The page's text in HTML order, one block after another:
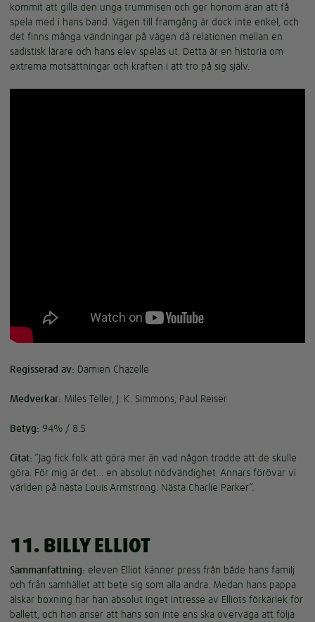
kommit att gilla den unga trummisen och ger honom äran att få
spela med i hans band. Vägen till framgång är dock inte enkel, och
det finns många vändningar på vägen då relationen mellan en
sadistisk lärare och hans elev spelas ut. Detta är en historia om
extrema motsättningar och kraften i att tro på sig själv.
Regisserad av: Damien Chazelle
Medverkar: Miles Teller, J. K. Simmons, Paul Reiser
Betyg: 94% / 8.5
Citat: ”Jag fick folk att göra mer än vad någon trodde att de skulle
göra. För mig är det… en absolut nödvändighet. Annars förövar vi
världen på nästa Louis Armstrong. Nästa Charlie Parker”.
11. BILLY ELLIOT
Sammanfattning: eleven Elliot känner press från både hans familj
och från samhället att bete sig som alla andra. Medan hans pappa
älskar boxning har han absolut inget intresse av Elliots förkärlek för
ballett, och han anser att hans son inte ens ska överväga att följa